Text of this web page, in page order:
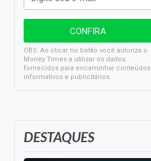
DESTAQUES
OBS: Ao clicar no botão você autoriza o
Money Times a utilizar os dados
fornecidos para encaminhar conteúdos
informativos e publicitários.